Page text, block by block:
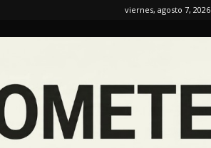
viernes, agosto 7, 2026